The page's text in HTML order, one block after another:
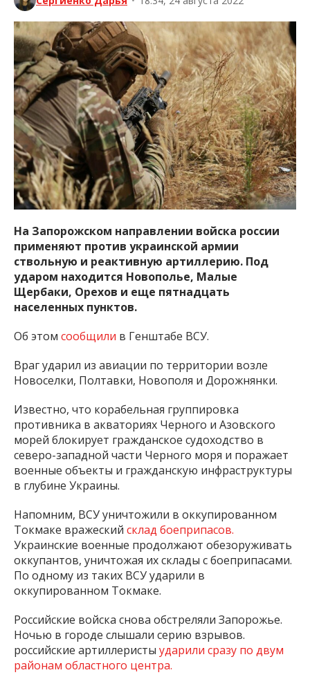
На Запорожском направлении войска россии
применяют против украинской армии
ствольную и реактивную артиллерию. Под
ударом находится Новополье, Малые
Щербаки, Орехов и еще пятнадцать
населенных пунктов.
Об этом сообщили в Генштабе ВСУ.
Враг ударил из авиации по территории возле
Новоселки, Полтавки, Новополя и Дорожнянки.
Известно, что корабельная группировка
противника в акваториях Черного и Азовского
морей блокирует гражданское судоходство в
северо-западной части Черного моря и поражает
военные объекты и гражданскую инфраструктуры
в глубине Украины.
Напомним, ВСУ уничтожили в оккупированном
Токмаке вражеский склад боеприпасов.
Украинские военные продолжают обезоруживать
оккупантов, уничтожая их склады с боеприпасами.
По одному из таких ВСУ ударили в
оккупированном Токмаке.
Российские войска снова обстреляли Запорожье.
Ночью в городе слышали серию взрывов.
российские артиллеристы ударили сразу по двум
районам областного центра.